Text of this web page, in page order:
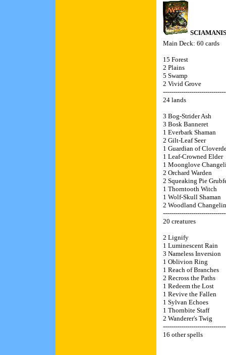
Main Deck: 60 cards
15 Forest
2 Plains
5 Swamp
2 Vivid Grove
24 lands
3 Bog-Strider Ash
3 Bosk Banneret
1 Everbark Shaman
2 Gilt-Leaf Seer
1 Guardian of
1 Leaf-Crowned Elder
1 Moonglove
2 Orchard Warden
2 Squeaking Pie
1 Thorntooth Witch
1 Wolf-Skull Shaman
2 Woodland
20 creatures
2 Lignify
1 Luminescent Rain
3 Nameless Inversion
1 Oblivion Ring
1 Reach of Branches
2 Recross the Paths
1 Redeem the Lost
1 Revive the Fallen
1 Sylvan Echoes
1 Thornbite Staff
2 Wanderer's Twig
16 other spells